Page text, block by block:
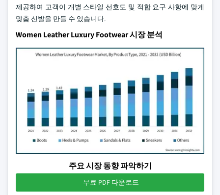
제공하여 고객이 개별 스타일 선호도 및 적합 요구 사항에 맞게
맞춤 신발을 만들 수 있습니다.
Women Leather Luxury Footwear 시장 분석
주요 시장 동향 파악하기
무료 PDF 다운로드